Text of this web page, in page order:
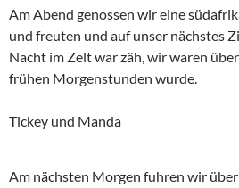
Am Abend genossen wir eine
und freuten und auf unser nächstes
Nacht im Zelt war zäh, wir waren
frühen Morgenstunden wurde.
Tickey und Manda
Am nächsten Morgen fuhren wir